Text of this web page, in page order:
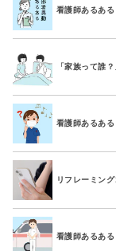
看護師あるある
「家族って誰
看護師あるあ
リフレーミン
看護師あるあ